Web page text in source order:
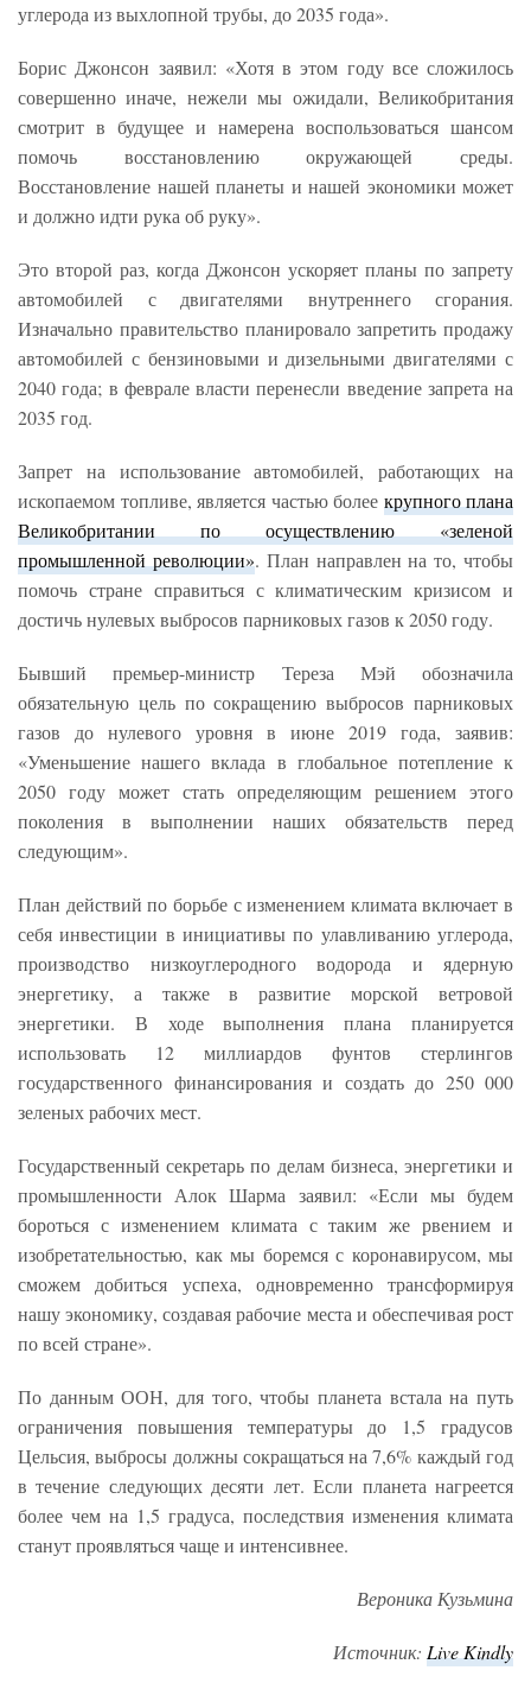
углерода из выхлопной трубы, до 2035 года».
Борис Джонсон заявил: «Хотя в этом году все сложилось
совершенно иначе, нежели мы ожидали, Великобритания
смотрит в будущее и намерена воспользоваться шансом
помочь восстановлению окружающей среды.
Восстановление нашей планеты и нашей экономики может
и должно идти рука об руку».
Это второй раз, когда Джонсон ускоряет планы по запрету
автомобилей с двигателями внутреннего сгорания.
Изначально правительство планировало запретить продажу
автомобилей с бензиновыми и дизельными двигателями с
2040 года; в феврале власти перенесли введение запрета на
2035 год.
Запрет на использование автомобилей, работающих на
ископаемом топливе, является частью более крупного плана
Великобритании по осуществлению «зеленой
промышленной революции». План направлен на то, чтобы
помочь стране справиться с климатическим кризисом и
достичь нулевых выбросов парниковых газов к 2050 году.
Бывший премьер-министр Тереза ​​Мэй обозначила
обязательную цель по сокращению выбросов парниковых
газов до нулевого уровня в июне 2019 года, заявив:
«Уменьшение нашего вклада в глобальное потепление к
2050 году может стать определяющим решением этого
поколения в выполнении наших обязательств перед
следующим».
План действий по борьбе с изменением климата включает в
себя инвестиции в инициативы по улавливанию углерода,
производство низкоуглеродного водорода и ядерную
энергетику, а также в развитие морской ветровой
энергетики. В ходе выполнения плана планируется
использовать 12 миллиардов фунтов стерлингов
государственного финансирования и создать до 250 000
зеленых рабочих мест.
Государственный секретарь по делам бизнеса, энергетики и
промышленности Алок Шарма заявил: «Если мы будем
бороться с изменением климата с таким же рвением и
изобретательностью, как мы боремся с коронавирусом, мы
сможем добиться успеха, одновременно трансформируя
нашу экономику, создавая рабочие места и обеспечивая рост
по всей стране».
По данным ООН, для того, чтобы планета встала на путь
ограничения повышения температуры до 1,5 градусов
Цельсия, выбросы должны сокращаться на 7,6% каждый год
в течение следующих десяти лет. Если планета нагреется
более чем на 1,5 градуса, последствия изменения климата
станут проявляться чаще и интенсивнее.
Вероника Кузьмина
Источник: LiveKindly